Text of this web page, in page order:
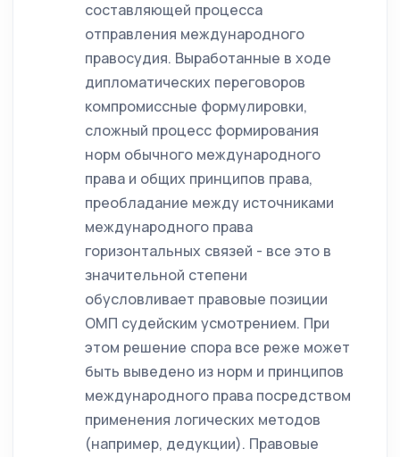
составляющей процесса
отправления международного
правосудия. Выработанные в ходе
дипломатических переговоров
компромиссные формулировки,
сложный процесс формирования
норм обычного международного
права и общих принципов права,
преобладание между источниками
международного права
горизонтальных связей - все это в
значительной степени
обусловливает правовые позиции
ОМП судейским усмотрением. При
этом решение спора все реже может
быть выведено из норм и принципов
международного права посредством
применения логических методов
(например, дедукции). Правовые